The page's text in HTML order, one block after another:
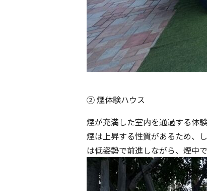
② 煙体験ハウス
煙が充満した室内を通過する体
煙は上昇する性質があるため、
は低姿勢で前進しながら、煙中